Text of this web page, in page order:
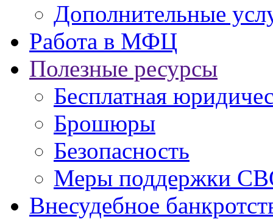
Дополнительные
Работа в МФЦ
Полезные ресурсы
Бесплатная
Брошюры
Безопасность
Меры поддержки
Внесудебное